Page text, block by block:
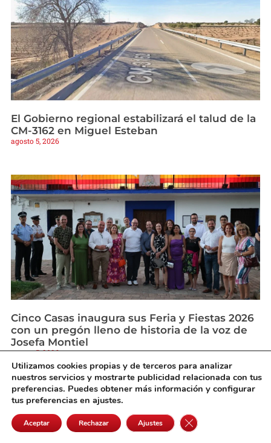
El Gobierno regional estabilizará el talud de la
CM-3162 en Miguel Esteban
agosto 5, 2026
Cinco Casas inaugura sus Feria y Fiestas 2026
con un pregón lleno de historia de la voz de
Josefa Montiel
agosto 5, 2026
Utilizamos cookies propias y de terceros para analizar
nuestros servicios y mostrarte publicidad relacionada con tus
preferencias. Puedes obtener más información y configurar
tus preferencias en ajustes.
Aceptar Rechazar Ajustes Cerrar el banner de